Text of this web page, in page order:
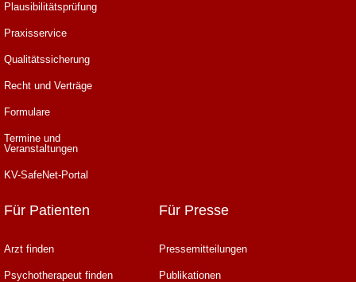
Plausibilitätsprüfung
Praxisservice
Qualitätssicherung
Recht und Verträge
Formulare
Termine und
Veranstaltungen
KV-SafeNet-Portal
Für Patienten
Arzt finden
Psychotherapeut finden
Für Presse
Pressemitteilungen
Publikationen